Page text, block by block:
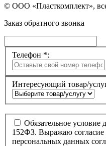
© ООО «Пласткомплект»,
Заказ обратного звонка
Телефон *:
Интересующий товар/
Обязательное условие
152ФЗ. Выражаю согласие
персональных данных